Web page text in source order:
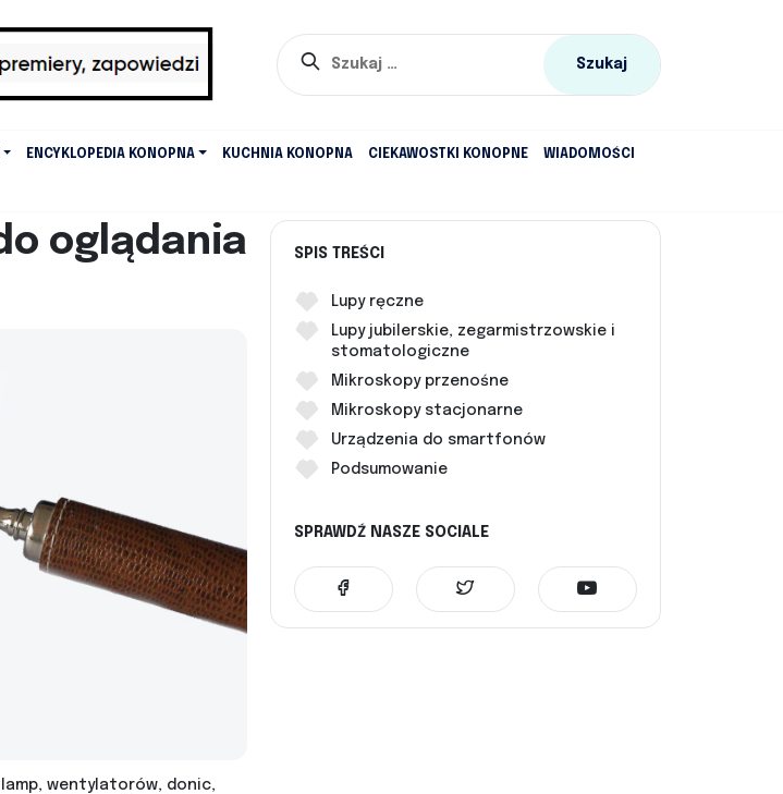
ENCYKLOPEDIA KONOPNA KUCHNIA KONOPNA CIEKAWOSTKI KONOPNE WIADOMOŚCI
oglądania
lamp, wentylatorów, donic,
SPIS TREŚCI
Lupy ręczne
Lupy jubilerskie, zegarmistrzowskie i
stomatologiczne
Mikroskopy przenośne
Mikroskopy stacjonarne
Urządzenia do smartfonów
Podsumowanie
SPRAWDŹ NASZE SOCIALE